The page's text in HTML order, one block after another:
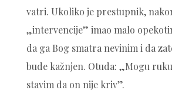
vatri. Ukoliko je prestupnik,
„intervencije” imao malo
da ga Bog smatra nevinim i da
bude kažnjen. Otuda: „Mogu
stavim da on nije kriv”.